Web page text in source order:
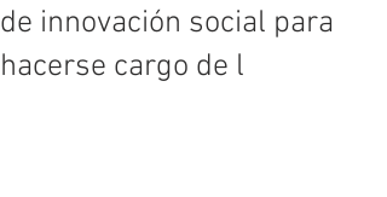
de innovación social para
hacerse cargo de l